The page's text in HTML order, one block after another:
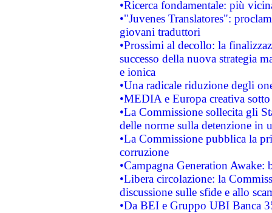
•Ricerca fondamentale: più
•"Juvenes Translatores":
giovani traduttori
•Prossimi al decollo: la
successo della nuova strategia
e ionica
•Una radicale riduzione degli
•MEDIA e Europa creativa
•La Commissione sollecita gli
delle norme sulla detenzione in
•La Commissione pubblica la
corruzione
•Campagna Generation
•Libera circolazione: la
discussione sulle sfide e allo
•Da BEI e Gruppo UBI Banca